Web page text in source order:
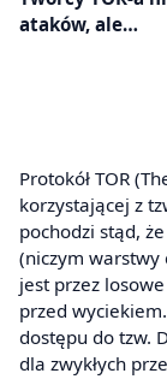
ataków, ale…
Protokół TOR
korzystającej z
pochodzi stąd,
(niczym warstwy
jest przez
przed
dostępu do tzw.
dla zwykłych